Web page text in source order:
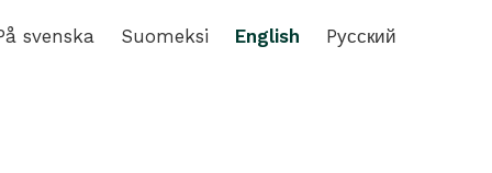
svenska Suomeksi English Pусский